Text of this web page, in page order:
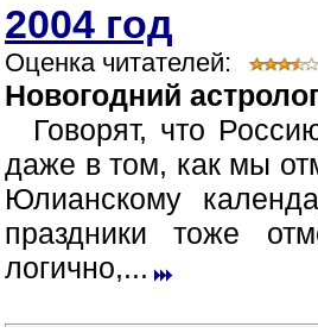
2004 год
Оценка читателей:
Новогодний
Говорят, что
даже в том, как мы
Юлианскому
праздники тоже
логично,...